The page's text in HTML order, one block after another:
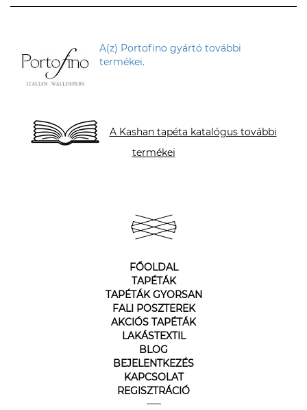
A(z) Portofino gyártó további
termékei.
A Kashan tapéta katalógus további
termékei
FŐOLDAL
TAPÉTÁK
TAPÉTÁK GYORSAN
FALI POSZTEREK
AKCIÓS TAPÉTÁK
LAKÁSTEXTIL
BLOG
BEJELENTKEZÉS
KAPCSOLAT
REGISZTRÁCIÓ